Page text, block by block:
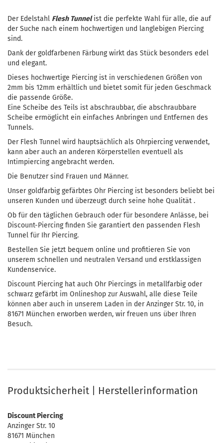
Der Edelstahl Flesh Tunnelist die perfekte Wahl für alle, die auf
der Suche nach einem hochwertigen und langlebigen Piercing
sind.
Dank der goldfarbenen Färbung wirkt das Stück besonders edel
und elegant.
Dieses hochwertige Piercing ist in verschiedenen Größen von
2mm bis 12mm erhältlich und bietet somit für jeden Geschmack
die passende Größe.
Eine Scheibe des Teils ist abschraubbar, die abschraubbare
Scheibe ermöglicht ein einfaches Anbringen und Entfernen des
Tunnels.
Der Flesh Tunnel wird hauptsächlich als Ohrpiercing verwendet,
kann aber auch an anderen Körperstellen eventuell als
Intimpiercing angebracht werden.
Die Benutzer sind Frauen und Männer.
Unser goldfarbig gefärbtes Ohr Piercing ist besonders beliebt bei
unseren Kunden und überzeugt durch seine hohe Qualität .
Ob für den täglichen Gebrauch oder für besondere Anlässe, bei
Discount-Piercing finden Sie garantiert den passenden Flesh
Tunnel für Ihr Piercing.
Bestellen Sie jetzt bequem online und profitieren Sie von
unserem schnellen und neutralen Versand und erstklassigen
Kundenservice.
Discount Piercing hat auch Ohr Piercings in metallfarbig oder
schwarz gefärbt im Onlineshop zur Auswahl, alle diese Teile
können aber auch in unserem Laden in der Anzinger Str. 10, in
81671 München erworben werden, wir freuen uns über Ihren
Besuch.
Produktsicherheit | Herstellerinformation
Discount Piercing
Anzinger Str. 10
81671 München